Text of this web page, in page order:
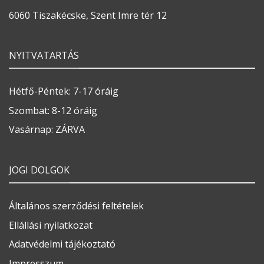
6060 Tiszakécske, Szent Imre tér 12
NYITVATARTÁS
Hétfő-Péntek: 7-17 óráig
Szombat: 8-12 óráig
Vasárnap: ZÁRVA
JOGI DOLGOK
Általános szerződési feltételek
Ellállási nyilatkozat
Adatvédelmi tájékoztató